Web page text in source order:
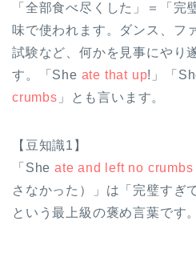
「全部食べ尽くした」＝「完
味で使われます。ダンス、フ
試験など、何かを見事にやり
す。「She ate that up!」「
crumbs 」とも言います。
【豆知識1】
「She ate and left no crumbs
さなかった）」は「完璧すぎ
という最上級の褒め言葉です。